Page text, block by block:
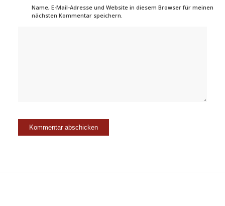
Name, E-Mail-Adresse und Website in diesem Browser für meinen
nächsten Kommentar speichern.